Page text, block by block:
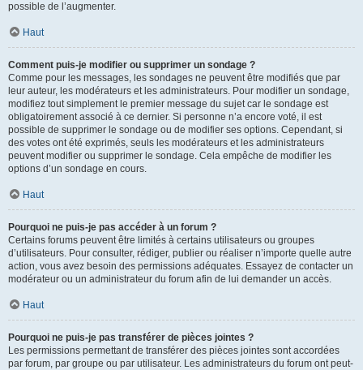
possible de l’augmenter.
Haut
Comment puis-je modifier ou supprimer un sondage ?
Comme pour les messages, les sondages ne peuvent être modifiés que par
leur auteur, les modérateurs et les administrateurs. Pour modifier un sondage,
modifiez tout simplement le premier message du sujet car le sondage est
obligatoirement associé à ce dernier. Si personne n’a encore voté, il est
possible de supprimer le sondage ou de modifier ses options. Cependant, si
des votes ont été exprimés, seuls les modérateurs et les administrateurs
peuvent modifier ou supprimer le sondage. Cela empêche de modifier les
options d’un sondage en cours.
Haut
Pourquoi ne puis-je pas accéder à un forum ?
Certains forums peuvent être limités à certains utilisateurs ou groupes
d’utilisateurs. Pour consulter, rédiger, publier ou réaliser n’importe quelle autre
action, vous avez besoin des permissions adéquates. Essayez de contacter un
modérateur ou un administrateur du forum afin de lui demander un accès.
Haut
Pourquoi ne puis-je pas transférer de pièces jointes ?
Les permissions permettant de transférer des pièces jointes sont accordées
par forum, par groupe ou par utilisateur. Les administrateurs du forum ont peut-